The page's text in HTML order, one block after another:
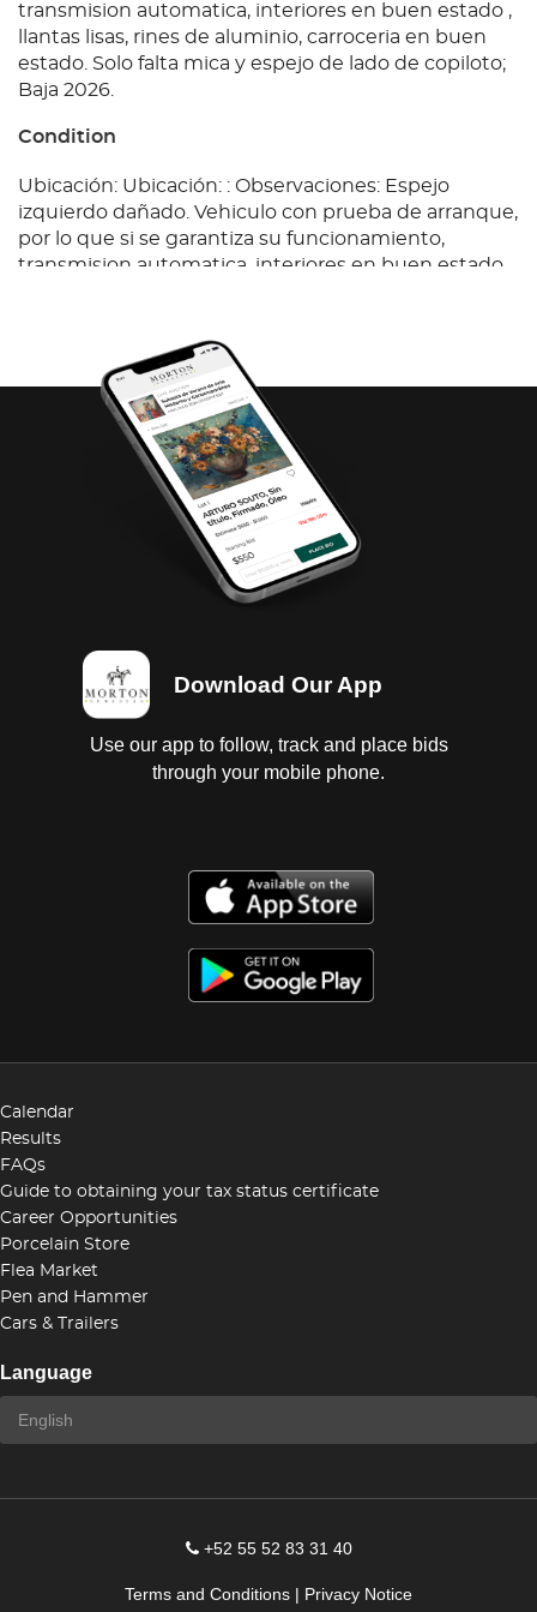
transmision automatica, interiores en buen estado ,
llantas lisas, rines de aluminio, carroceria en buen
estado. Solo falta mica y espejo de lado de copiloto;
Baja 2026.
Condition
Ubicación: Ubicación: : Observaciones: Espejo
izquierdo dañado. Vehiculo con prueba de arranque,
por lo que si se garantiza su funcionamiento,
transmision automatica, interiores en buen estado ,
Download Our App
Use our app to follow, track and place bids
through your mobile phone.
Calendar
Results
FAQs
Guide to obtaining your tax status certificate
Career Opportunities
Porcelain Store
Flea Market
Pen and Hammer
Cars & Trailers
Language
+52 55 52 83 31 40
Terms and Conditions | Privacy Notice